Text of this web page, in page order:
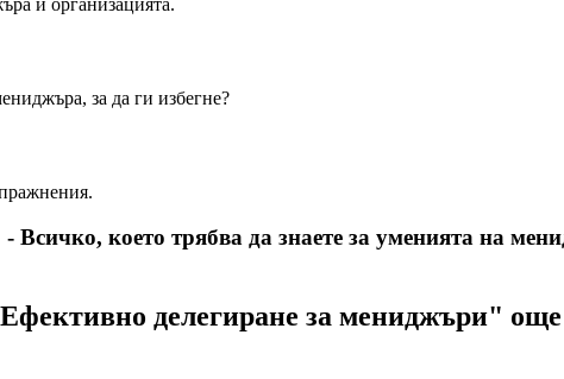
и организацията.
за да ги избегне?
- Всичко, което трябва да знаете за уменията на
делегиране за мениджъри" още